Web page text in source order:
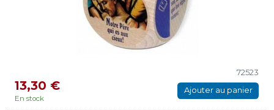
72523
13,30 €
En stock
Ajouter au panier